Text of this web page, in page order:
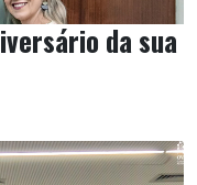
da sua